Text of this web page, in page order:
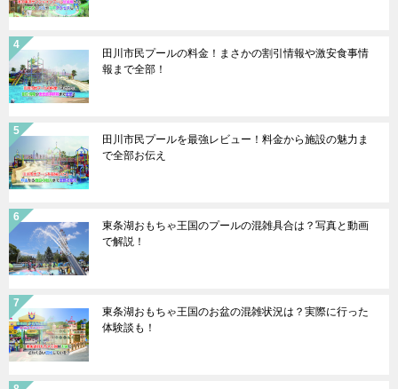
田川市民プールの料金！まさかの割引情報や激安食事情
報まで全部！
田川市民プールを最強レビュー！料金から施設の魅力ま
で全部お伝え
東条湖おもちゃ王国のプールの混雑具合は？写真と動画
で解説！
東条湖おもちゃ王国のお盆の混雑状況は？実際に行った
体験談も！